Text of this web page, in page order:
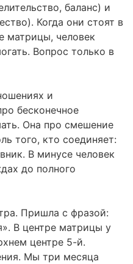
баланс) и
Когда они стоят в
матрицы, человек
Вопрос только в
и
бесконечное
Она про смешение
того, кто соединяет:
В минусе человек
до полного
Пришла с фразой:
В центре матрицы у
центре 5-й.
Мы три месяца